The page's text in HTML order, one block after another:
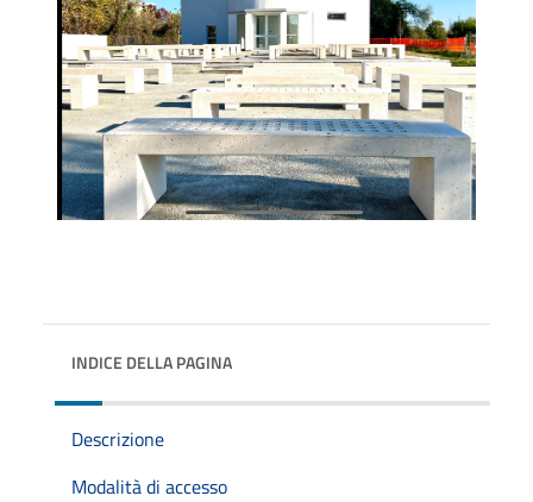
INDICE DELLA PAGINA
Descrizione
Modalità di accesso